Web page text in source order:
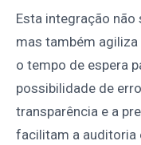
Esta integração
mas também
o tempo de espera
possibilidade de
transparência e a
facilitam a auditoria